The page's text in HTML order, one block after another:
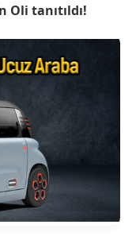
Oli tanıtıldı!